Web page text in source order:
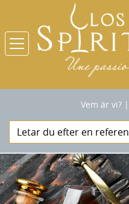
Vem är vi? |